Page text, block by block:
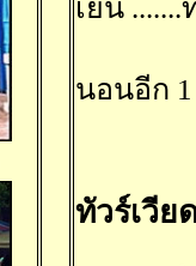
เย็น
นอนอีก
ทัวร์เวี